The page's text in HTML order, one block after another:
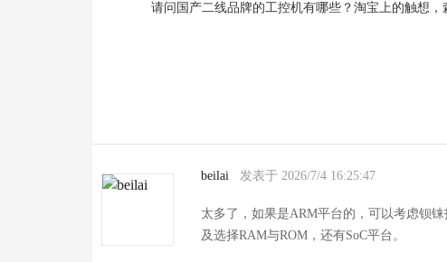
请问国产二线品牌的工控机有哪些？淘宝上的触想，
beilai 发表于 2026/7/4 16:25:47
太多了，如果是ARM平台的，可以考虑钡
及选择RAM与ROM，还有SoC平台。